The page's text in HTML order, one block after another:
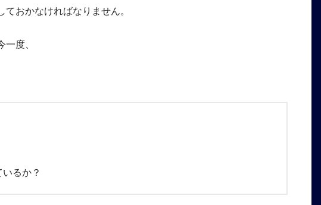
おかなければなりません。
度、
るか？